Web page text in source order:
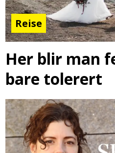
Reise
Her blir man
bare tolerert